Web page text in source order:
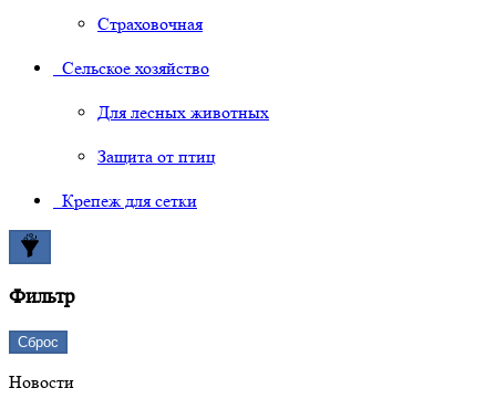
Страховочная
Сельское хозяйство
Для лесных животных
Защита от птиц
Крепеж для сетки
Фильтр
Сброс
Новости